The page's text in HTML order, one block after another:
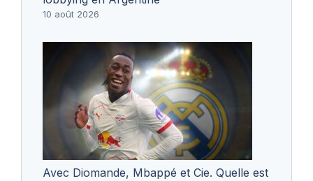
10 août 2026
Avec Diomande, Mbappé et Cie. Quelle est